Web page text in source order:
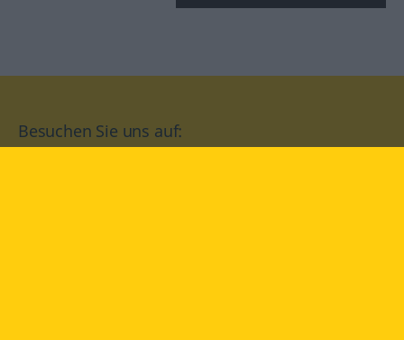
Besuchen Sie uns auf: